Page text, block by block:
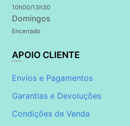
10h00/13h30
Domingos
Encerrado
APOIO CLIENTE
Envios e Pagamentos
Garantias e Devoluções
Condições de Venda